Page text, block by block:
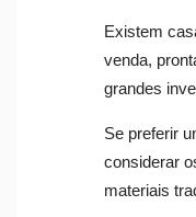
Existem
venda,
grandes
Se preferir
considerar
materiais